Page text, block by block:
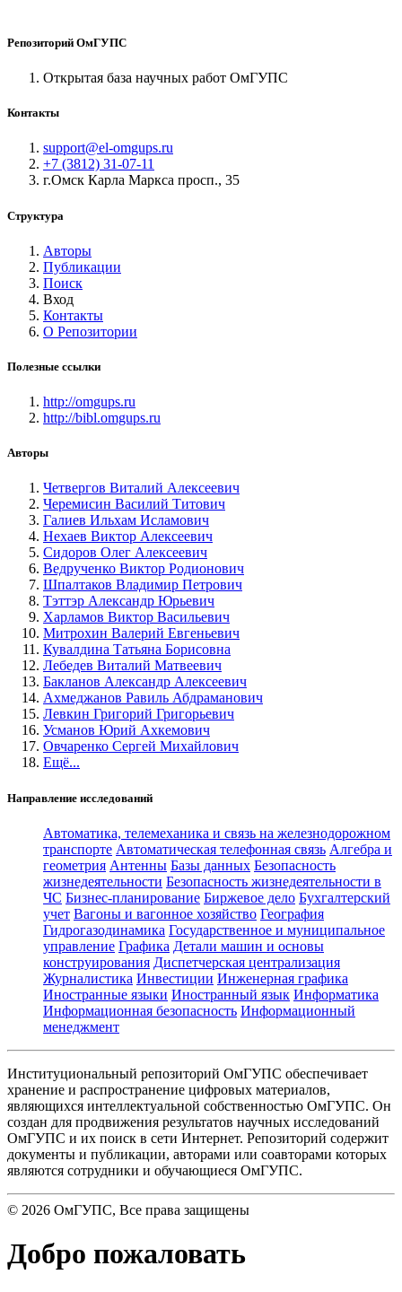
Репозиторий ОмГУПС
Открытая база научных работ ОмГУПС
Контакты
support@el-omgups.ru
+7 (3812) 31-07-11
г.Омск Карла Маркса просп., 35
Структура
Авторы
Публикации
Поиск
Вход
Контакты
О Репозитории
Полезные ссылки
http://omgups.ru
http://bibl.omgups.ru
Авторы
Четвергов Виталий Алексеевич
Черемисин Василий Титович
Галиев Ильхам Исламович
Нехаев Виктор Алексеевич
Сидоров Олег Алексеевич
Ведрученко Виктор Родионович
Шпалтаков Владимир Петрович
Тэттэр Александр Юрьевич
Харламов Виктор Васильевич
Митрохин Валерий Евгеньевич
Кувалдина Татьяна Борисовна
Лебедев Виталий Матвеевич
Бакланов Александр Алексеевич
Ахмеджанов Равиль Абдраманович
Левкин Григорий Григорьевич
Усманов Юрий Ахкемович
Овчаренко Сергей Михайлович
Ещё...
Направление исследований
Автоматика, телемеханика и связь на железнодорожном
транспорте Автоматическая телефонная связь Алгебра и
геометрия Антенны Базы данных Безопасность
жизнедеятельности Безопасность жизнедеятельности в
ЧС Бизнес-планирование Биржевое дело Бухгалтерский
учет Вагоны и вагонное хозяйство География
Гидрогазодинамика Государственное и муниципальное
управление Графика Детали машин и основы
конструирования Диспетчерская централизация
Журналистика Инвестиции Инженерная графика
Иностранные языки Иностранный язык Информатика
Информационная безопасность Информационный
менеджмент
Институциональный репозиторий ОмГУПС обеспечивает
хранение и распространение цифровых материалов,
являющихся интеллектуальной собственностью ОмГУПС. Он
создан для продвижения результатов научных исследований
ОмГУПС и их поиск в сети Интернет. Репозиторий содержит
документы и публикации, авторами или соавторами которых
являются сотрудники и обучающиеся ОмГУПС.
© 2026 ОмГУПС, Все права защищены
Добро пожаловать